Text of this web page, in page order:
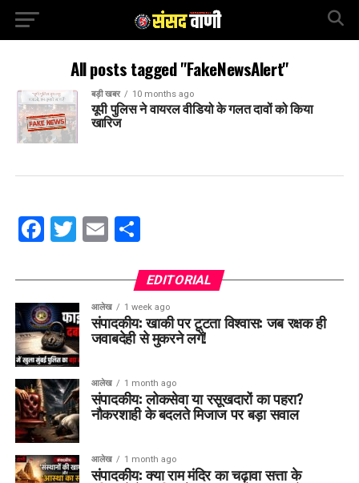
All posts tagged "FakeNewsAlert"
बड़ी खबर 10 months ago
यूपी पुलिस ने वायरल वीडियो के गलत दावों को किया
खारिज
Facebook
Twitter
EmailShare
EDITORIAL
आलेख 1 week ago
संपादकीय: खाकी पर टूटता विश्वास: जब रक्षक ही
जवाबदेही से मुकरने लगें!
आलेख 1 month ago
संपादकीय: लोकसेवा या रसूखदारों का पहरा?
नौकरशाही के बदलते मिजाज पर बड़ा सवाल
आलेख 1 month ago
संपादकीय: क्या राम मंदिर का चढ़ावा सत्ता के